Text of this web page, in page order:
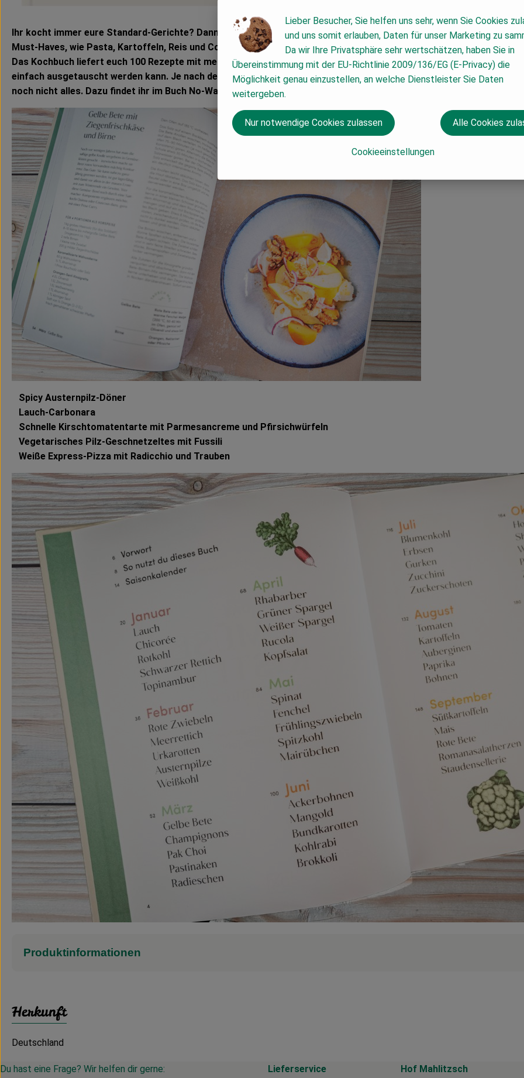
Ihr kocht immer eure Standard-Gerichte? Dann bringt unser neues Kochbuch Schwung in eure Küche. Das
Must-Haves, wie Pasta, Kartoffeln, Reis und Co jedes Mal wieder neu. Mit passenden Früchten, Kräutern und
Das Kochbuch liefert euch 100 Rezepte mit mehr als 300 praktischen Varianten. Wie das geht? – Zu jedem Rezept
einfach ausgetauscht werden kann. Je nach dem, welche Vorräte ihr Zuhause habt. So entstehen viele
noch nicht alles. Dazu findet ihr im Buch No-Waste-Tipps und viele Einblicke in unser Erntejahr.
Spicy Austernpilz-Döner
Lauch-Carbonara
Schnelle Kirschtomatentarte mit Parmesancreme und Pfirsichwürfeln
Vegetarisches Pilz-Geschnetzeltes mit Fussili
Weiße Express-Pizza mit Radicchio und Trauben
Produktinformationen
Herkunft
Deutschland
Du hast eine Frage? Wir helfen dir gerne: Lieferservice Hof Mahlitzsch
Lieber Besucher, Sie helfen uns sehr, wenn Sie Cookies
und uns somit erlauben, Daten für unser Marketing zu
Da wir Ihre Privatsphäre sehr wertschätzen, haben Sie in
Übereinstimmung mit der EU-Richtlinie 2009/136/EG (E-Privacy) die
Möglichkeit genau einzustellen, an welche Dienstleister Sie Daten
weitergeben.
Cookieeinstellungen
Nur notwendige Cookies zulassen Alle Cookies